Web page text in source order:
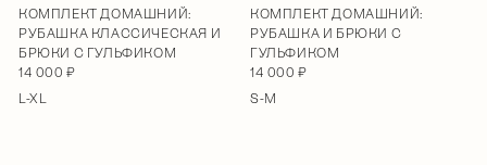
КОМПЛЕКТ ДОМАШНИЙ:
РУБАШКА КЛАССИЧЕСКАЯ И
БРЮКИ С ГУЛЬФИКОМ
14 000 ₽
L-XL
КОМПЛЕКТ ДОМАШНИЙ:
РУБАШКА И БРЮКИ С
ГУЛЬФИКОМ
14 000 ₽
S-M